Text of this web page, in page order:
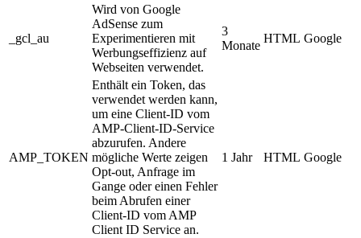
_gcl_au
Wird von Google
AdSense zum
Experimentieren mit
Werbungseffizienz auf
Webseiten verwendet.
3
Monate
HTML Google
AMP_TOKEN
Enthält ein Token, das
verwendet werden kann,
um eine Client-ID vom
AMP-Client-ID-Service
abzurufen. Andere
mögliche Werte zeigen
Opt-out, Anfrage im
Gange oder einen Fehler
beim Abrufen einer
Client-ID vom AMP
Client ID Service an.
1 Jahr HTML Google